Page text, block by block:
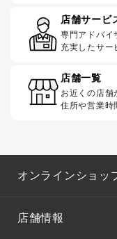
店舗サービ
専門アドバイ
充実したサー
店舗一覧
お近くの店舗
住所や営業時
オンラインショッ
店舗情報